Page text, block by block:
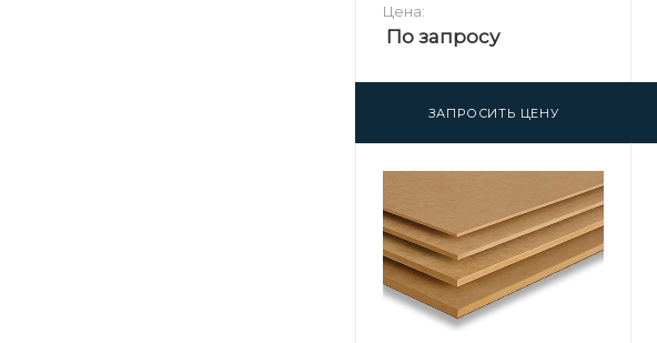
Цена:
По запросу
ЗАПРОСИТЬ ЦЕНУ